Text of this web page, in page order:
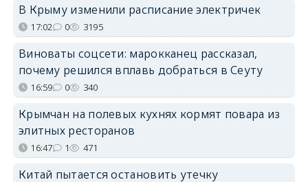
В Крыму изменили расписание электричек
17:02 0 3195
Виноваты соцсети: марокканец рассказал,
почему решился вплавь добраться в Сеуту
16:59 0 340
Крымчан на полевых кухнях кормят повара из
элитных ресторанов
16:47 1 471
Китай пытается остановить утечку